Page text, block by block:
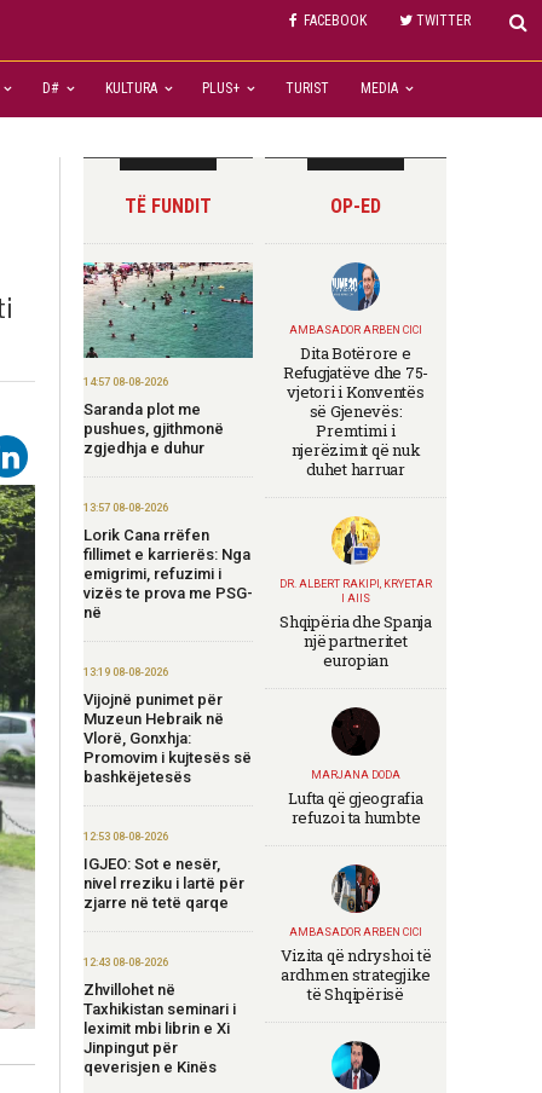
FACEBOOK TWITTER
D# KULTURA PLUS+ TURIST MEDIA
TË FUNDIT
14:57 08-08-2026
Saranda plot me
pushues, gjithmonë
zgjedhja e duhur
13:57 08-08-2026
Lorik Cana rrëfen
fillimet e karrierës: Nga
emigrimi, refuzimi i
vizës te prova me PSG-
në
13:19 08-08-2026
Vijojnë punimet për
Muzeun Hebraik në
Vlorë, Gonxhja:
Promovim i kujtesës së
bashkëjetesës
12:53 08-08-2026
IGJEO: Sot e nesër,
nivel rreziku i lartë për
zjarre në tetë qarqe
12:43 08-08-2026
Zhvillohet në
Taxhikistan seminari i
leximit mbi librin e Xi
Jinpingut për
qeverisjen e Kinës
OP-ED
AMBASADOR ARBEN CICI
Dita Botërore e
Refugjatëve dhe 75-
vjetori i Konventës
së Gjenevës:
Premtimi i
njerëzimit që nuk
duhet harruar
DR. ALBERT RAKIPI, KRYETAR
I AIIS
Shqipëria dhe Spanja
një partneritet
europian
MARJANA DODA
Lufta që gjeografia
refuzoi ta humbte
AMBASADOR ARBEN CICI
Vizita që ndryshoi të
ardhmen strategjike
të Shqipërisë